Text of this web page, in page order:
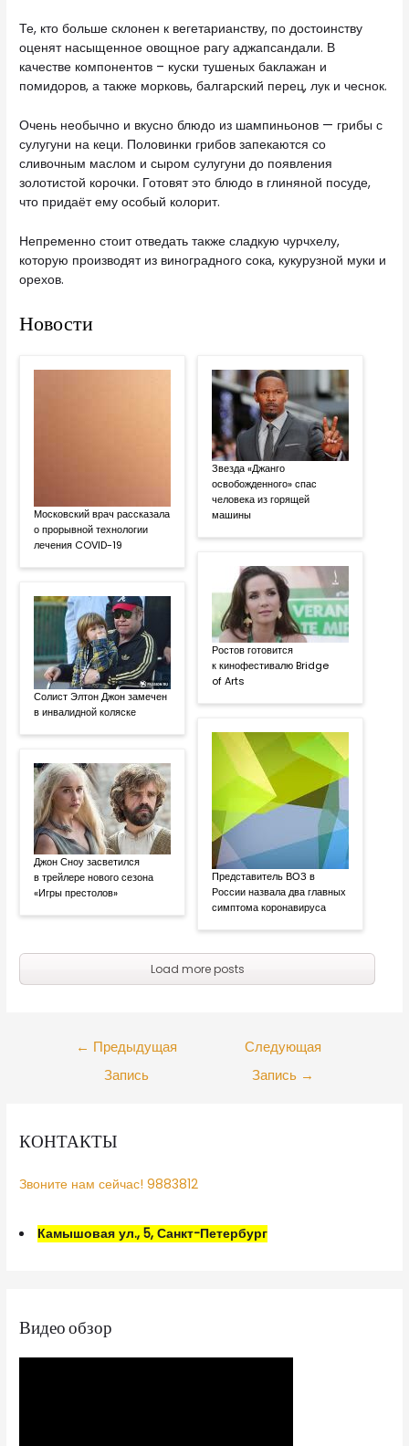
Те, кто больше склонен к вегетарианству, по достоинству
оценят насыщенное овощное рагу аджапсандали. В
качестве компонентов – куски тушеных баклажан и
помидоров, а также морковь, балгарский перец, лук и чеснок.
Очень необычно и вкусно блюдо из шампиньонов — грибы с
сулугуни на кеци. Половинки грибов запекаются со
сливочным маслом и сыром сулугуни до появления
золотистой корочки. Готовят это блюдо в глиняной посуде,
что придаёт ему особый колорит.
Непременно стоит отведать также сладкую чурчхелу,
которую производят из виноградного сока, кукурузной муки и
орехов.
Новости
Московский врач рассказала
о прорывной технологии
лечения COVID-19
Солист Элтон Джон замечен
в инвалидной коляске
Джон Сноу засветился
в трейлере нового сезона
«Игры престолов»
Звезда «Джанго
освобожденного» спас
человека из горящей
машины
Ростов готовится
к кинофестивалю Bridge
of Arts
Представитель ВОЗ в
России назвала два главных
симптома коронавируса
Load more posts
← Предыдущая
Запись
Следующая
Запись →
КОНТАКТЫ
Звоните нам сейчас! 9883812
Камышовая ул., 5, Санкт-Петербург
Видео обзор